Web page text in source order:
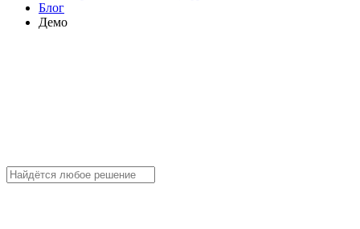
Блог
Демо